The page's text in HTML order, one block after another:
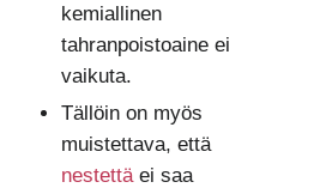
kemiallinen
tahranpoistoaine ei
vaikuta.
Tällöin on myös
muistettava, että
nestettäei saa